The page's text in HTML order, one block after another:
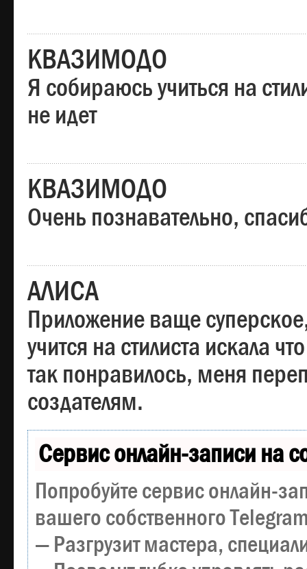
КВАЗИМОДО
Я собираюсь учиться на
не идет
КВАЗИМОДО
Очень познавательно,
АЛИСА
Приложение ваще
учится на стилиста искала
так понравилось, меня
создателям.
Сервис онлайн-записи на
Попробуйте сервис онлайн-
вашего собственного
— Разгрузит мастера,